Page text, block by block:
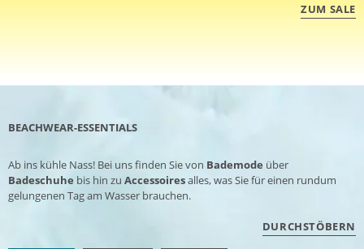
ZUM SALE
BEACHWEAR-ESSENTIALS
Ab ins kühle Nass! Bei uns finden Sie von Bademode über
Badeschuhe bis hin zu Accessoiresalles, was Sie für einen rundum
gelungenen Tag am Wasser brauchen.
DURCHSTÖBERN